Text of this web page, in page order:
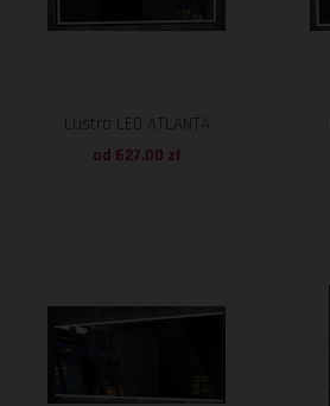
Lustro LED ATLANTA
od 627.00 zł